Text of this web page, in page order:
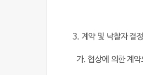
3. 계약 및 낙찰자 결
가.협상에 의한 계